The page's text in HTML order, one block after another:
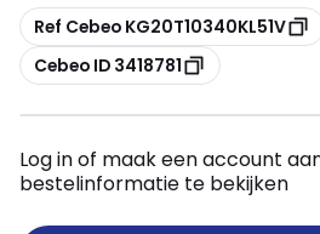
Kopiëren
Ref Cebeo KG20T10340KL51V
Kopiëren
Cebeo ID 3418781
Log in of maak een account
bestelinformatie te bekijken